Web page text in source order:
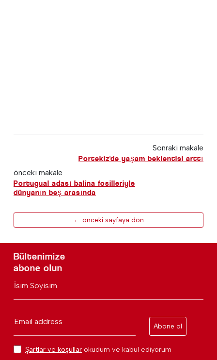
Sonraki makale
Portekiz'de yaşam beklentisi arttı
önceki makale
Portugual adası balina fosilleriyle
dünyanın beş arasında
← önceki sayfaya dön
Bültenimize
abone olun
İsim Soyisim
Email address
Abone ol
Şartlar ve koşullar okudum ve kabul ediyorum